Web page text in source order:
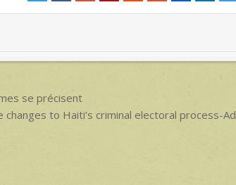
se précisent
to Haiti’s criminal electoral process-